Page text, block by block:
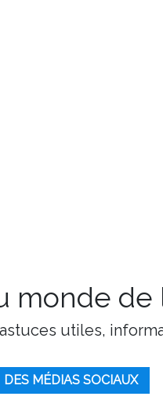
monde
utiles,
DES MÉDIAS SOCIAUX